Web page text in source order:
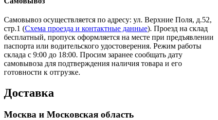
Самовывоз осуществляется по адресу: ул. Верхние Поля, д.52,
стр.1 (Схема проезда и контактные данные). Проезд на склад
бесплатный, пропуск оформляется на месте при предъявлении
паспорта или водительского удостоверения. Режим работы
склада с 9:00 до 18:00. Просим заранее сообщать дату
самовывоза для подтверждения наличия товара и его
готовности к отгрузке.
Доставка
Москва и Московская область